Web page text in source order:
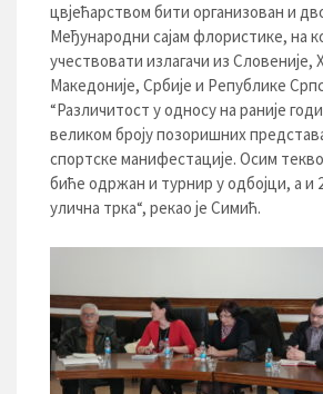
цвјећарством бити организован и
Међународни сајам флористике, на
учествовати излагачи из Словеније,
Македоније, Србије и Републике
“Различитост у односу на раније
великом броју позоришних
спортске манифестације. Осим
биће одржан и турнир у одбојци, а и
улична трка“, рекао је Симић.